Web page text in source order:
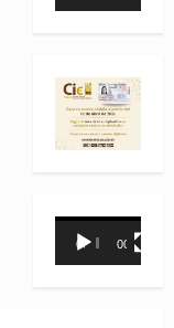
Reproductor
00:00 00:31